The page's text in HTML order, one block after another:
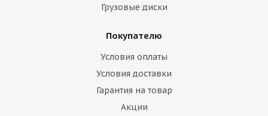
Грузовые диски
Покупателю
Условия оплаты
Условия доставки
Гарантия на товар
Акции